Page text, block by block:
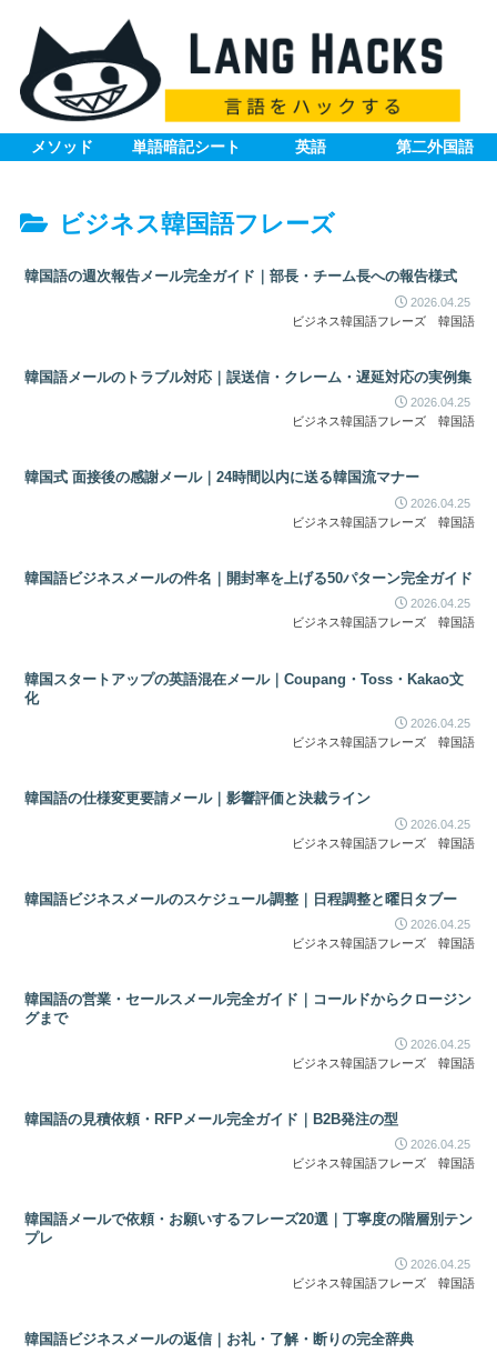
メソッド 単語暗記シート 英語 第二外国語
ビジネス韓国語フレーズ
韓国語の週次報告メール完全ガイド｜部長・チーム長への報告様式
2026.04.25
ビジネス韓国語フレーズ
韓国語
韓国語メールのトラブル対応｜誤送信・クレーム・遅延対応の実例集
2026.04.25
ビジネス韓国語フレーズ
韓国語
韓国式 面接後の感謝メール｜24時間以内に送る韓国流マナー
2026.04.25
ビジネス韓国語フレーズ
韓国語
韓国語ビジネスメールの件名｜開封率を上げる50パターン完全ガイド
2026.04.25
ビジネス韓国語フレーズ
韓国語
韓国スタートアップの英語混在メール｜Coupang・Toss・Kakao文
化
2026.04.25
ビジネス韓国語フレーズ
韓国語
韓国語の仕様変更要請メール｜影響評価と決裁ライン
2026.04.25
ビジネス韓国語フレーズ
韓国語
韓国語ビジネスメールのスケジュール調整｜日程調整と曜日タブー
2026.04.25
ビジネス韓国語フレーズ
韓国語
韓国語の営業・セールスメール完全ガイド｜コールドからクロージン
グまで
2026.04.25
ビジネス韓国語フレーズ
韓国語
韓国語の見積依頼・RFPメール完全ガイド｜B2B発注の型
2026.04.25
ビジネス韓国語フレーズ
韓国語
韓国語メールで依頼・お願いするフレーズ20選｜丁寧度の階層別テン
プレ
2026.04.25
ビジネス韓国語フレーズ
韓国語
韓国語ビジネスメールの返信｜お礼・了解・断りの完全辞典